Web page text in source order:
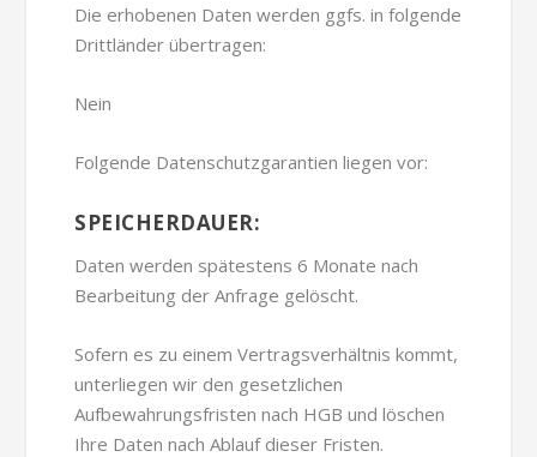
Die erhobenen Daten werden ggfs. in folgende
Drittländer übertragen:
Nein
Folgende Datenschutzgarantien liegen vor:
SPEICHERDAUER:
Daten werden spätestens 6 Monate nach
Bearbeitung der Anfrage gelöscht.
Sofern es zu einem Vertragsverhältnis kommt,
unterliegen wir den gesetzlichen
Aufbewahrungsfristen nach HGB und löschen
Ihre Daten nach Ablauf dieser Fristen.